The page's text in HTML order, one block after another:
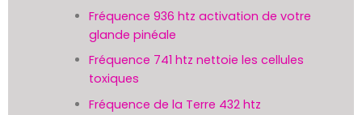
Fréquence 936 htz activation de votre
glande pinéale
Fréquence 741 htz nettoie les cellules
toxiques
Fréquence de la Terre 432 htz